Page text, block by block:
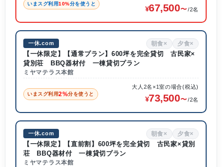
いまスグ利用10%分を使うと 67,500 /2名
一休.com 朝食× 夕食×
【一休限定】【通常プラン】600坪を完全貸切 古民家×
貸別荘 BBQ器材付 一棟貸切プラン
ミヤマテラス本館
いまスグ利用2%分を使うと
大人2名×1室の場合(税込)
73,500 /2名
一休.com 朝食× 夕食×
【一休限定】【直前割】600坪を完全貸切 古民家×貸別
荘 BBQ器材付 一棟貸切プラン
ミヤマテラス本館